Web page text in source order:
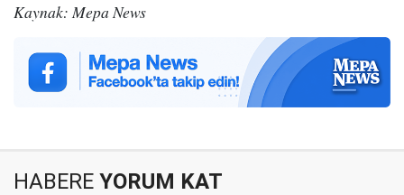
Kaynak: Mepa News
HABERE YORUM KAT